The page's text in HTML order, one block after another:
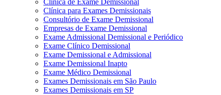
Clínica para Exames Demissionais
Consultório de Exame Demissional
Empresas de Exame Demissional
Exame Admissional Demissional e Periódico
Exame Clínico Demissional
Exame Demissional e Admissional
Exame Demissional Inapto
Exame Médico Demissional
Exames Demissionais em São Paulo
Exames Demissionais em SP